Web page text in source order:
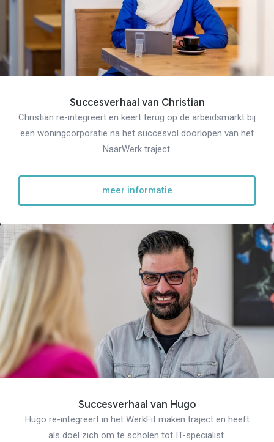
Succesverhaal van Christian
Christian re-integreert en keert terug op de arbeidsmarkt bij
een woningcorporatie na het succesvol doorlopen van het
NaarWerk traject.
meer informatie
Succesverhaal van Hugo
Hugo re-integreert in het WerkFit maken traject en heeft
als doel zich om te scholen tot IT-specialist.